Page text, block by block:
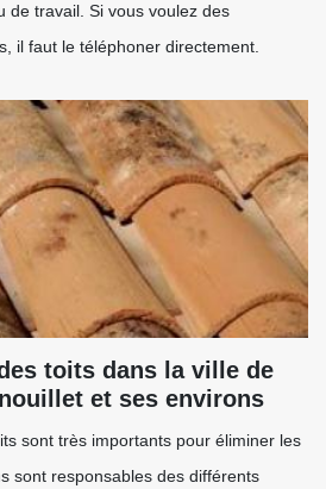
de travail. Si vous voulez des
il faut le téléphoner directement.
toits dans la ville de
et ses environs
sont très importants pour éliminer les
sont responsables des différents